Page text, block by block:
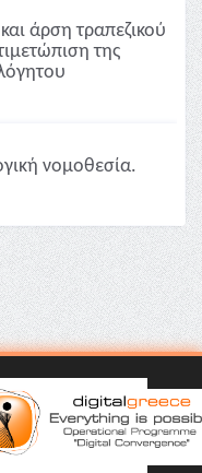
άρση τραπεζικού
της
νομοθεσία.